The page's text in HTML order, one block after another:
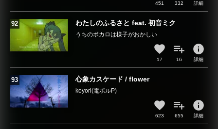
451 332 詳細
わたしのふるさと feat. 初音ミク
うちのボカロは様子がおかしい
17 16
info
詳細
心象カスケード / flower
koyori(電ポルP)
623 655
info
詳細